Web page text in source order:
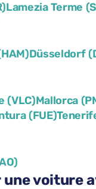
Lamezia Terme
Düsseldorf
(VLC)Mallorca
(FUE)
voiture